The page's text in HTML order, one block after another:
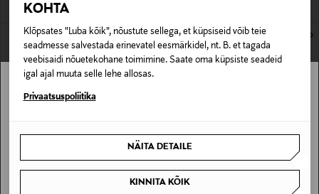
KOHTA
Klõpsates "Luba kõik", nõustute sellega, et küpsiseid võib teie
seadmesse salvestada erinevatel eesmärkidel, nt. B. et tagada
veebisaidi nõuetekohane toimimine. Saate oma küpsiste seadeid
igal ajal muuta selle lehe allosas.
Privaatsuspoliitika
NÄITA DETAILE
KINNITA KÕIK
EELIS KUPONGIGA
POLO RALPH LAUREN
EELIS KUPONGIGA
POLO RALPH LAUREN
Pidžaama
Stockmann pole Sinu riigis saadaval.
SAAN ARU